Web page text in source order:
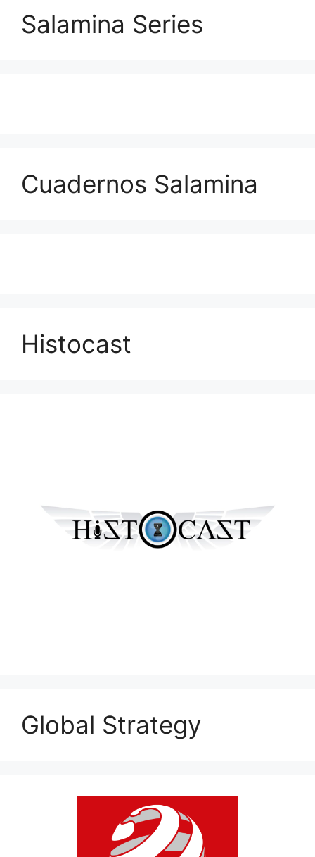
Salamina Series
Cuadernos Salamina
Histocast
Global Strategy